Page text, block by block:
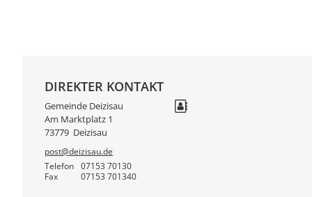
DIREKTER KONTAKT
Gemeinde Deizisau
Am Marktplatz 1
73779 Deizisau
post@deizisau.de
Telefon
07153 70130
Fax 07153 701340